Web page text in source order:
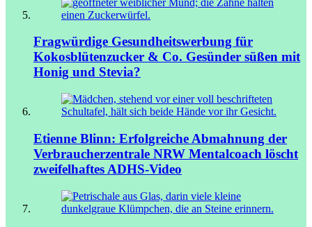
Fragwürdige Gesundheitswerbung für
Kokosblütenzucker & Co. Gesünder süßen mit
Honig und Stevia?
Etienne Blinn: Erfolgreiche Abmahnung der
Verbraucherzentrale NRW Mentalcoach löscht
zweifelhaftes ADHS-Video